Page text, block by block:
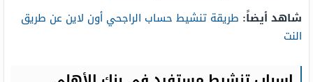
شاهد أيضاً: طريقة تنشيط حساب الراجحي أون لاين عن طريق
النت